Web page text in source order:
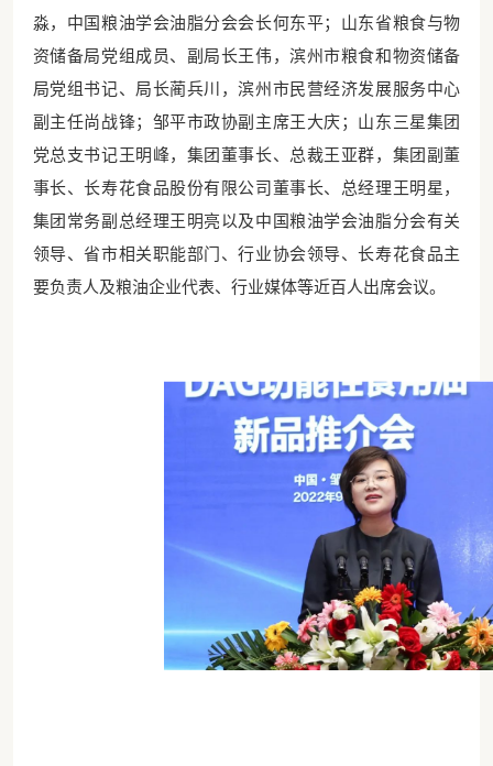
淼，中国粮油学会油脂分会会长何东平；山东省粮食与物
资储备局党组成员、副局长王伟，滨州市粮食和物资储备
局党组书记、局长蔺兵川，滨州市民营经济发展服务中心
副主任尚战锋；邹平市政协副主席王大庆；山东三星集团
党总支书记王明峰，集团董事长、总裁王亚群，集团副董
事长、长寿花食品股份有限公司董事长、总经理王明星，
集团常务副总经理王明亮以及中国粮油学会油脂分会有关
领导、省市相关职能部门、行业协会领导、长寿花食品主
要负责人及粮油企业代表、行业媒体等近百人出席会议。